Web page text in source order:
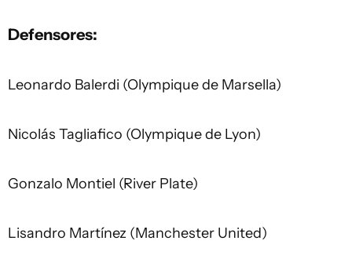
Defensores:
Leonardo Balerdi (Olympique de Marsella)
Nicolás Tagliafico (Olympique de Lyon)
Gonzalo Montiel (River Plate)
Lisandro Martínez (Manchester United)